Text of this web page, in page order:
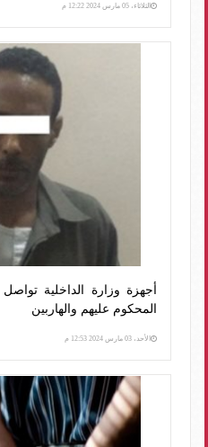
الثلاثاء، 05 مارس 2024 12:22 م
أجهزة وزارة الداخلية
المحكوم عليهم والهاربين
الأحد، 03 مارس 2024 12:53 م